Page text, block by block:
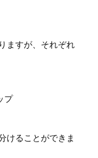
ますが、それぞれ
プ
けることができま